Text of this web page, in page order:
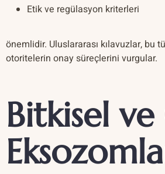
Etik ve regülasyon kriterleri
önemlidir. Uluslararası kılavuzlar, bu
otoritelerin onay süreçlerini vurgular.
Bitkisel